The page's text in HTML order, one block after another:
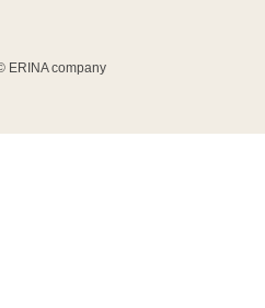
ERINA company